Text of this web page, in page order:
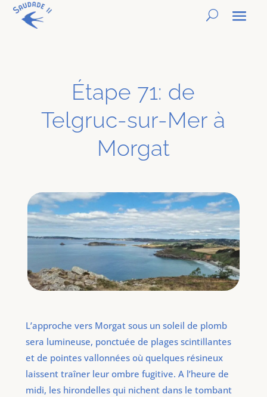
Étape 71: de
Telgruc-sur-Mer à
Morgat
L’approche vers Morgat sous un soleil de plomb
sera lumineuse, ponctuée de plages scintillantes
et de pointes vallonnées où quelques résineux
laissent traîner leur ombre fugitive. A l’heure de
midi, les hirondelles qui nichent dans le tombant